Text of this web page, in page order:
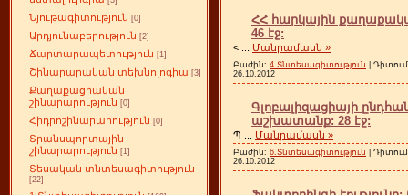
Նյութագիտություն [0]
Արդյունաբերություն [2]
Ճարտարապետություն [1]
Շինարարական տեխնոլոգիա [3]
Քաղաքացիական
շինարարություն [0]
Հիդրոշինարարություն [0]
Տրանսպորտային
շինարարություն [1]
Տեսական տնտեսագիտություն
[22]
ՀՀ հարկային
46 էջ:
< Մանրամասն »
Բաժին: 4.Տնտեսագիտություն |
26.10.2012
Գլոբալիզացիայի
աշխատանք: 28 էջ:
Պ Մանրամասն »
Բաժին: 6.Տնտեսագիտություն |
26.10.2012